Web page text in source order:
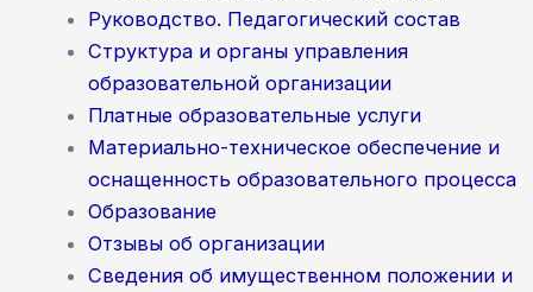
Руководство. Педагогический состав
Структура и органы управления
образовательной организации
Платные образовательные услуги
Материально-техническое обеспечение и
оснащенность образовательного процесса
Образование
Отзывы об организации
Сведения об имущественном положении и